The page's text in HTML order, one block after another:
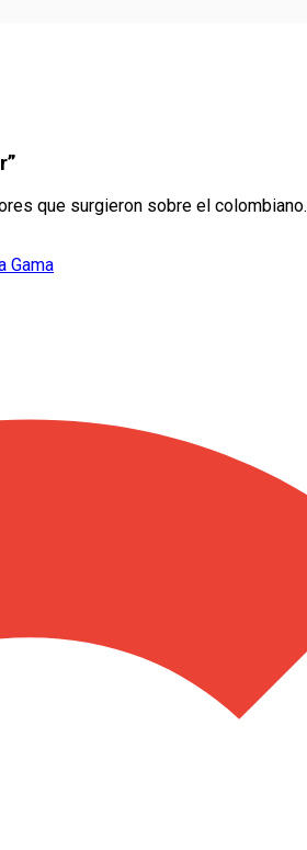
que surgieron sobre el colombiano.
Gama